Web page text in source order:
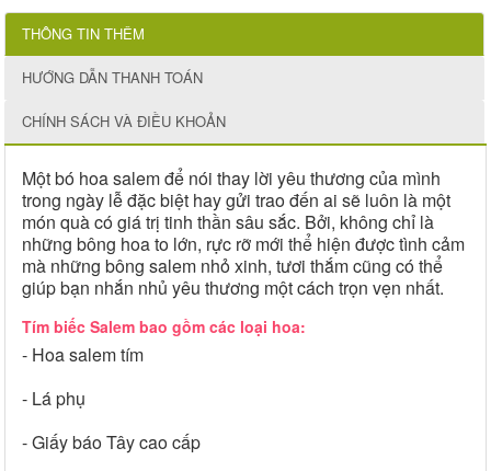
THÔNG TIN THÊM
HƯỚNG DẪN THANH TOÁN
CHÍNH SÁCH VÀ ĐIỀU KHOẢN
Một bó hoa salem để nói thay lời yêu thương của mình
trong ngày lễ đặc biệt hay gửi trao đến ai sẽ luôn là một
món quà có giá trị tinh thần sâu sắc. Bởi, không chỉ là
những bông hoa to lớn, rực rỡ mới thể hiện được tình cảm
mà những bông salem nhỏ xinh, tươi thắm cũng có thể
giúp bạn nhắn nhủ yêu thương một cách trọn vẹn nhất.
Tím biếc Salem bao gồm các loại hoa:
- Hoa salem tím
- Lá phụ
- Giấy báo Tây cao cấp